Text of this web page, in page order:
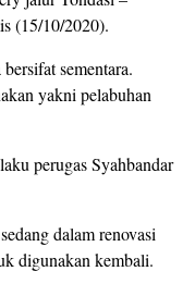
(15/10/2020).
sementara.
yakni pelabuhan
perugas Syahbandar
dalam renovasi
digunakan kembali.